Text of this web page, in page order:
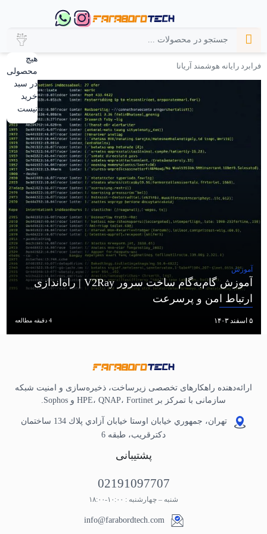
هیچ
محصولی
در سبد
خرید
نیست
فرابرد رایانه هوشمند آریانا
آموزش
آموزش گام‌به‌گام ساخت سرور V2Ray | راه‌اندازی
ارتباط امن و پرسرعت
۵ اسفند ۱۴۰۳ 4 دقیقه مطالعه
ارائه‌دهنده راهکارهای تخصصی زیرساخت، ذخیره‌سازی و امنیت شبکه
سازمانی با تمرکز بر HPE، QNAP، Fortinet و Sophos.
تهران، جمهوري خيابان اوستا خيابان آزادي پلاك 134 ساختمان
دكترقريب، طبقه 6
پشتیبانی
02191097707
شنبه – چهارشنبه : ۱۰:۰۰-۱۸:۰۰
info@farabordtech.com